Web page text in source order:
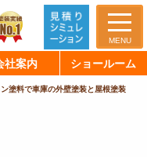
MENU
社案内 ショールーム
ン塗料で車庫の外壁塗装と屋根塗装